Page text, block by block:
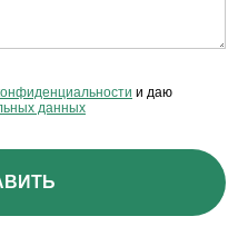
и даю
данных